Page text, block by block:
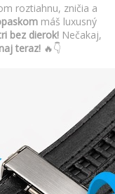
roztiahnu, zničia a
máš luxusný
bez dierok! Nečakaj,
teraz!🔥👇